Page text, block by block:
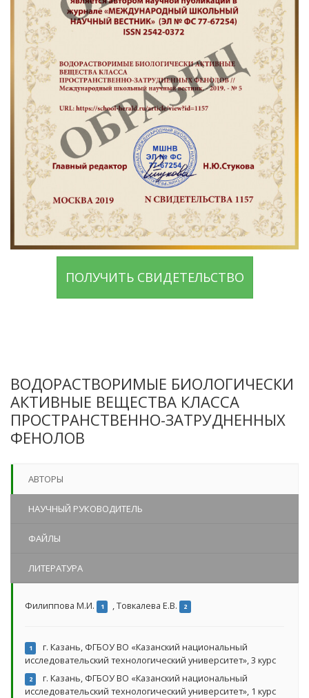
ПОЛУЧИТЬ СВИДЕТЕЛЬСТВО
ВОДОРАСТВОРИМЫЕ БИОЛОГИЧЕСКИ
АКТИВНЫЕ ВЕЩЕСТВА КЛАССА
ПРОСТРАНСТВЕННО-ЗАТРУДНЕННЫХ
ФЕНОЛОВ
АВТОРЫ
НАУЧНЫЙ РУКОВОДИТЕЛЬ
ФАЙЛЫ
ЛИТЕРАТУРА
Филиппова М.И. 1 ,Товкалева Е.В. 2
1
г. Казань, ФГБОУ ВО «Казанский национальный
исследовательский технологический университет», 3 курс
2
г. Казань, ФГБОУ ВО «Казанский национальный
исследовательский технологический университет», 1 курс